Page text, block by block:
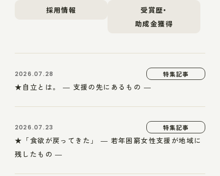
採用情報
受賞歴・
助成金獲得
2026.07.28 特集記事
★自立とは。 ― 支援の先にあるもの ―
2026.07.23 特集記事
★「食欲が戻ってきた」 ― 若年困窮女性支援が地域に
残したもの ―